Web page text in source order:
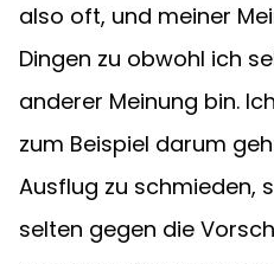
also oft, und meiner
Dingen zu obwohl ich
anderer Meinung bin.
zum Beispiel darum
Ausflug zu schmieden,
selten gegen die